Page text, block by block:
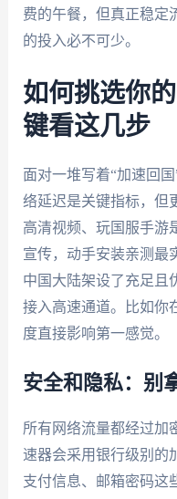
费的午餐，但真正稳定
的投入必不可少。
如何挑选你
键看这几步
面对一堆写着“加速回
络延迟是关键指标，但
高清视频、玩国服手游
宣传，动手安装亲测最
中国大陆架设了充足且
接入高速通道。比如你
度直接影响第一感觉。
安全和隐私：别
所有网络流量都经过加
速器会采用银行级别的
支付信息、邮箱密码这